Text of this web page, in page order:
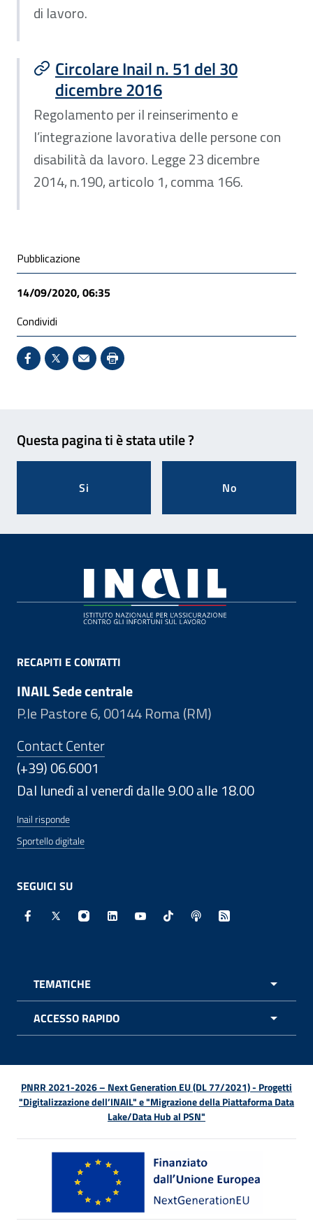
di lavoro.
Circolare Inail n. 51 del 30
dicembre 2016
Regolamento per il reinserimento e
l’integrazione lavorativa delle persone con
disabilità da lavoro. Legge 23 dicembre
2014, n.190, articolo 1, comma 166.
Condivisione social
Pubblicazione
14/09/2020, 06:35
Condividi
Condividi su Facebook - Sito esterno - Apertura in
X - Sito esterno - Apertura in nuova finestra
Invio Mail: apre il programma di posta
Stampa pagina: scelta meno
Questa pagina ti è stata utile ?
Si No
RECAPITI E CONTATTI
INAIL Sede centrale
P.le Pastore 6, 00144 Roma (RM)
Contact Center
(+39) 06.6001
Dal lunedì al venerdì dalle 9.00 alle 18.00
Inail risponde
Sportello digitale
SEGUICI SU
Facebook - Sito esterno - Apertura in nuova finestra
X - Sito esterno - Apertura in nuova finestra
Instagram - Sito esterno - Apertura in
Linkedin - Sito esterno - Apertura in
Youtube - Sito esterno -
TikTok - Sito esterno -
Spreaker - Sito
Feed RSS -
TEMATICHE
ACCESSO RAPIDO
PNRR 2021-2026 – Next Generation EU (DL 77/2021) - Progetti
"Digitalizzazione dell’INAIL" e "Migrazione della Piattaforma Data
Lake/Data Hub al PSN"